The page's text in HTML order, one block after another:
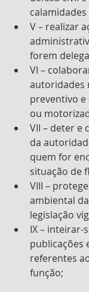
V – realizar
forem
VI –
autoridades
preventivo
ou
VII – deter e
da
quem for
situação de
VIII –
ambiental
legislação
IX – inteirar-
publicações
referentes
função;